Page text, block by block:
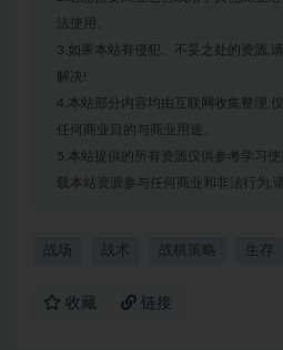
法使用。
3.如果本站有侵犯、不妥之处的资源,
解决!
4.本站部分内容均由互联网收集整理,
任何商业目的与商业用途。
5.本站提供的所有资源仅供参考学习
载本站资源参与任何商业和非法行为,
战场 战术 战棋策略 生存
收藏 链接